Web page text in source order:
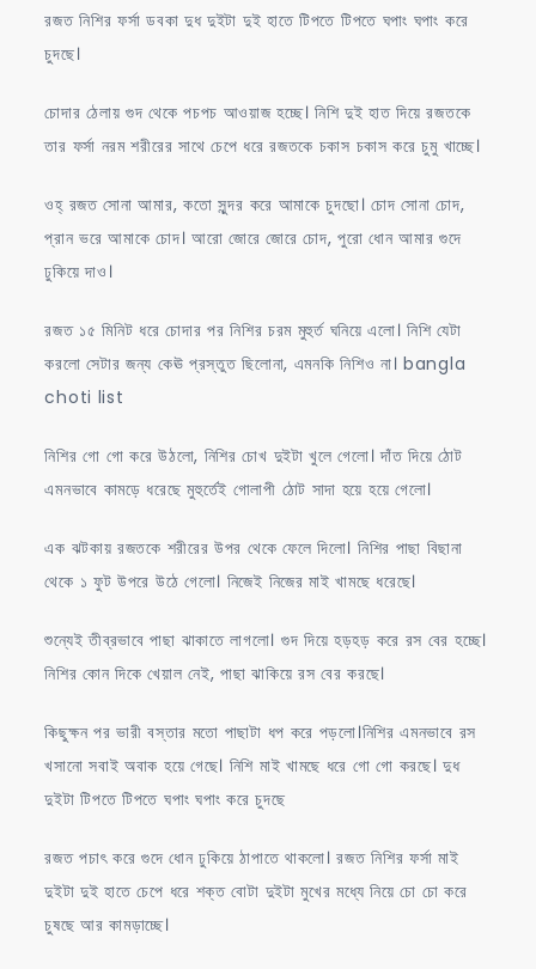
রজত নিশির ফর্সা ডবকা দুধ দুইটা দুই হাতে টিপতে টিপতে ঘপাং ঘপাং করে
চুদছে।
চোদার ঠেলায় গুদ থেকে পচপচ আওয়াজ হচ্ছে। নিশি দুই হাত দিয়ে রজতকে
তার ফর্সা নরম শরীরের সাথে চেপে ধরে রজতকে চকাস চকাস করে চুমু খাচ্ছে।
ওহ্‌ রজত সোনা আমার, কতো সুন্দর করে আমাকে চুদছো। চোদ সোনা চোদ,
প্রান ভরে আমাকে চোদ। আরো জোরে জোরে চোদ, পুরো ধোন আমার গুদে
ঢুকিয়ে দাও।
রজত ১৫ মিনিট ধরে চোদার পর নিশির চরম মুহুর্ত ঘনিয়ে এলো। নিশি যেটা
করলো সেটার জন্য কেঊ প্রস্তুত ছিলোনা, এমনকি নিশিও না। bangla
choti list
নিশির গো গো করে উঠলো, নিশির চোখ দুইটা খুলে গেলো। দাঁত দিয়ে ঠোট
এমনভাবে কামড়ে ধরেছে মুহুর্তেই গোলাপী ঠোট সাদা হয়ে হয়ে গেলো।
এক ঝটকায় রজতকে শরীরের উপর থেকে ফেলে দিলো। নিশির পাছা বিছানা
থেকে ১ ফুট উপরে উঠে গেলো। নিজেই নিজের মাই খামছে ধরেছে।
শুন্যেই তীব্রভাবে পাছা ঝাকাতে লাগলো। গুদ দিয়ে হড়হড় করে রস বের হচ্ছে।
নিশির কোন দিকে খেয়াল নেই, পাছা ঝাকিয়ে রস বের করছে।
কিছুক্ষন পর ভারী বস্তার মতো পাছাটা ধপ করে পড়লো।নিশির এমনভাবে রস
খসানো সবাই অবাক হয়ে গেছে। নিশি মাই খামছে ধরে গো গো করছে। দুধ
দুইটা টিপতে টিপতে ঘপাং ঘপাং করে চুদছে
রজত পচাৎ করে গুদে ধোন ঢুকিয়ে ঠাপাতে থাকলো। রজত নিশির ফর্সা মাই
দুইটা দুই হাতে চেপে ধরে শক্ত বোটা দুইটা মুখের মধ্যে নিয়ে চো চো করে
চুষছে আর কামড়াচ্ছে।